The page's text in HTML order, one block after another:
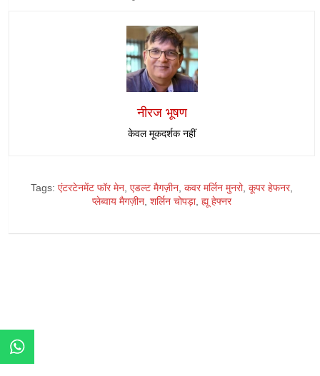
नीरज भूषण
केवल मूकदर्शक नहीं
Tags: एंटरटेनमेंट फॉर मेन, एडल्ट मैगज़ीन, कवर मर्लिन मुनरो, कूपर हेफनर,
प्लेब्वाय मैगज़ीन, शर्लिन चोपड़ा, ह्यू हेफ्नर